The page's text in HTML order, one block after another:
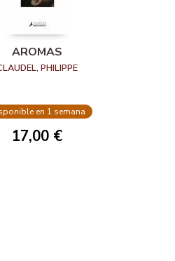
AROMAS
PHILIPPE
en 1 semana
17,00 €